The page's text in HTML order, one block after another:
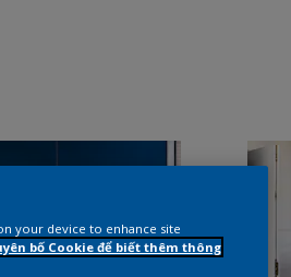
your device to enhance site
bố Cookie để biết thêm thông